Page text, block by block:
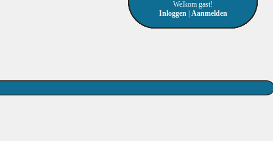
Welkom gast!
Inloggen| Aanmelden